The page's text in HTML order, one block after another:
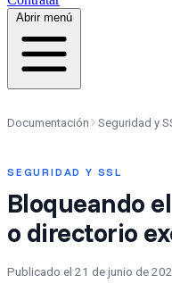
Abrir menú
Documentación Seguridad y
SEGURIDAD Y SSL
Bloqueando
o directorio
Publicado el 21 de junio de